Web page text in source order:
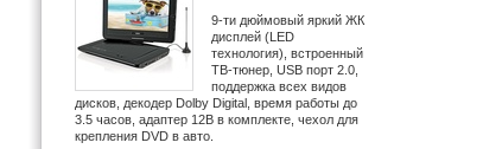
9-ти дюймовый яркий ЖК
дисплей (LED
технология), встроенный
ТВ-тюнер, USB порт 2.0,
поддержка всех видов
дисков, декодер Dolby Digital, время работы до
3.5 часов, адаптер 12В в комплекте, чехол для
крепления DVD в авто.